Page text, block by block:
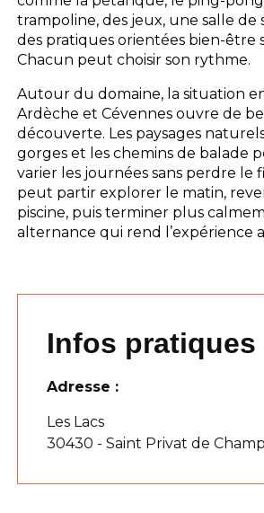
trampoline, des jeux, une salle de
des pratiques orientées bien-être
Chacun peut choisir son rythme.
Autour du domaine, la situation
Ardèche et Cévennes ouvre de
découverte. Les paysages
gorges et les chemins de balade
varier les journées sans perdre le
peut partir explorer le matin,
piscine, puis terminer plus
alternance qui rend l’expérience
Infos pratiques
Adresse :
Les Lacs
30430 - Saint Privat de